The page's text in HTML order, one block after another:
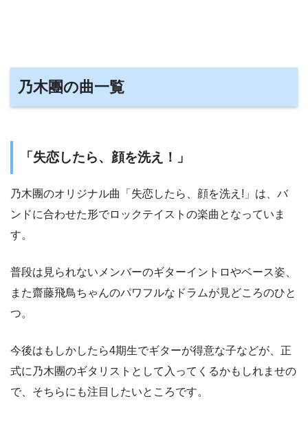
乃木團の曲一覧
「失恋したら、顔を洗え！」
乃木團のオリジナル曲「失恋したら、顔を洗え!」は、バ
ンドに合わせた形でロックテイストの楽曲となっていま
す。
普段は見られないメンバーのギターイントロやベース姿、
また齋藤飛鳥ちゃんのパワフルなドラムが見どころのひと
つ。
今後はもしかしたら4期生でギターが得意な子などが、正
式に乃木團のギタリストとして入ってくるかもしれませの
で、そちらにも注目したいところです。